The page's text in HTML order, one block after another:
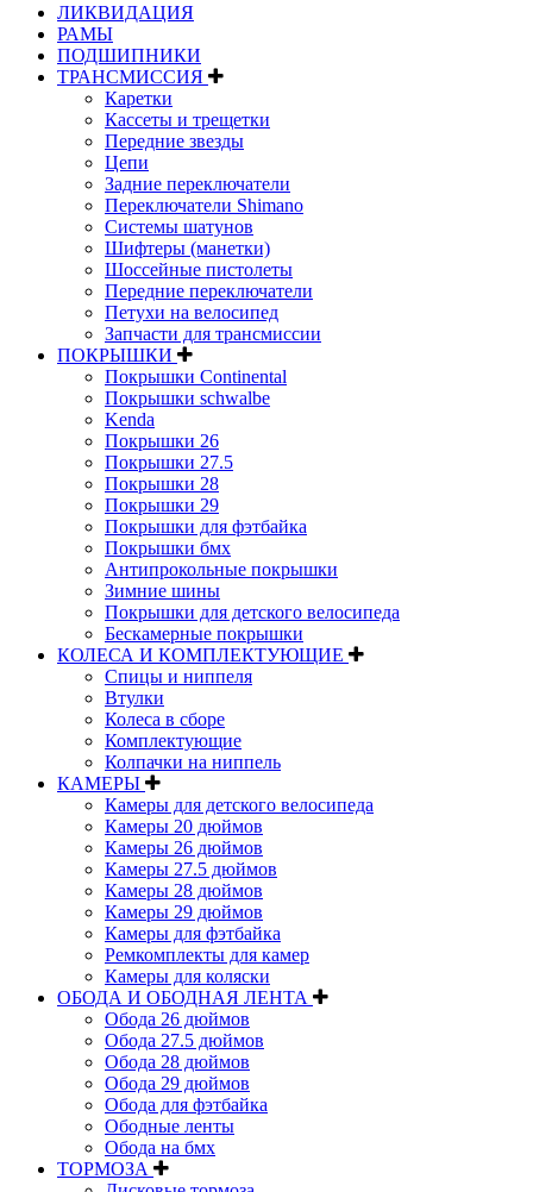
ЛИКВИДАЦИЯ
РАМЫ
ПОДШИПНИКИ
ТРАНСМИССИЯ
Каретки
Кассеты и трещетки
Передние звезды
Цепи
Задние переключатели
Переключатели Shimano
Системы шатунов
Шифтеры (манетки)
Шоссейные пистолеты
Передние переключатели
Петухи на велосипед
Запчасти для трансмиссии
ПОКРЫШКИ
Покрышки Continental
Покрышки schwalbe
Kenda
Покрышки 26
Покрышки 27.5
Покрышки 28
Покрышки 29
Покрышки для фэтбайка
Покрышки бмх
Антипрокольные покрышки
Зимние шины
Покрышки для детского велосипеда
Бескамерные покрышки
КОЛЕСА И КОМПЛЕКТУЮЩИЕ
Спицы и ниппеля
Втулки
Колеса в сборе
Комплектующие
Колпачки на ниппель
КАМЕРЫ
Камеры для детского велосипеда
Камеры 20 дюймов
Камеры 26 дюймов
Камеры 27.5 дюймов
Камеры 28 дюймов
Камеры 29 дюймов
Камеры для фэтбайка
Ремкомплекты для камер
Камеры для коляски
ОБОДА И ОБОДНАЯ ЛЕНТА
Обода 26 дюймов
Обода 27.5 дюймов
Обода 28 дюймов
Обода 29 дюймов
Обода для фэтбайка
Ободные ленты
Обода на бмх
ТОРМОЗА